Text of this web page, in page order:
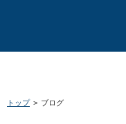
トップ > ブログ